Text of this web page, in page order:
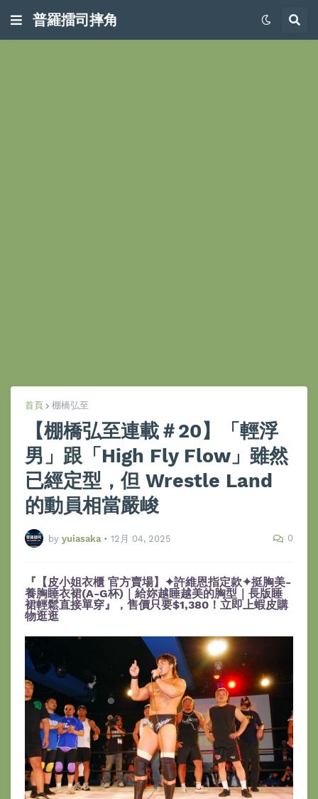
普羅擂司摔角
首頁 棚橋弘至
【棚橋弘至連載＃20】「輕浮
男」跟「High Fly Flow」雖然
已經定型，但 Wrestle Land
的動員相當嚴峻
by yuiasaka • 12月 04, 2025 0
『【皮小姐衣櫃 官方賣場】✦許維恩指定款✦挺胸美-
養胸睡衣裙(A-G杯)｜給妳越睡越美的胸型｜長版睡
裙輕鬆直接單穿』，售價只要$1,380！立即上蝦皮購
物逛逛